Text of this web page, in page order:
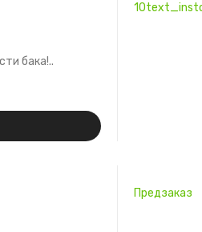
бака!..
Предзаказ